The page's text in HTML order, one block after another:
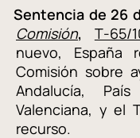
Sentencia de 26
Comisión, T‑65/
nuevo, España
Comisión sobre
Andalucía,
Valenciana, y el
recurso.